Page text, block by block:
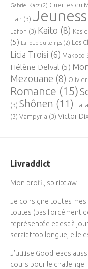
Gabriel Katz (2) Guerres du
Han (3)
Lafon (3) Kaito (8)
(5) La roue du temps (2) Les
Licia Troisi (6) Makoto
Hélène Delval (5)
Mezouane (8)
Romance (15)
(3) Shônen (11)
(3) Vampyria (3) Victor
Livraddict
Mon profil, spiritclaw
Je consigne toutes
toutes (pas forcément
représentée et est à
serait trop longue, elle
J’utilise Goodreads
cours pour le challenge.